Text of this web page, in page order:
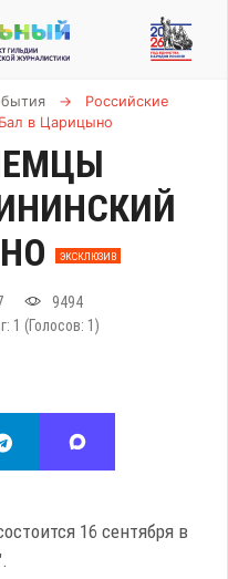
→
Российские
в Царицыно
ЭКСКЛЮЗИВ
9494
1 (Голосов: 1 )
16 сентября в